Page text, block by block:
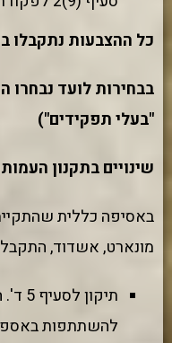
כל ההצבעות נתקבלו
בבחירות לועד נבחרו
"בעלי תפקידים")
שינויים בתקנון
מונארט, אשדוד,
להשתתפות